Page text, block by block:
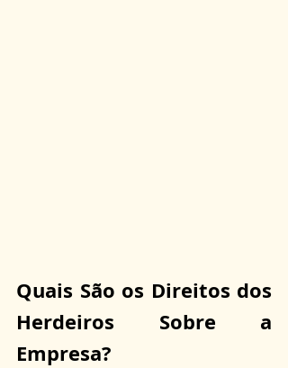
Quais São os Direitos dos
Herdeiros Sobre a
Empresa?